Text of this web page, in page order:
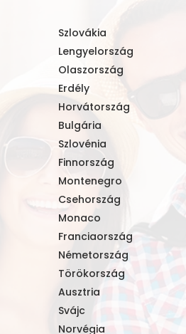
Szlovákia
Lengyelország
Olaszország
Erdély
Horvátország
Bulgária
Szlovénia
Finnország
Montenegro
Csehország
Monaco
Franciaország
Németország
Törökország
Ausztria
Svájc
Norvégia